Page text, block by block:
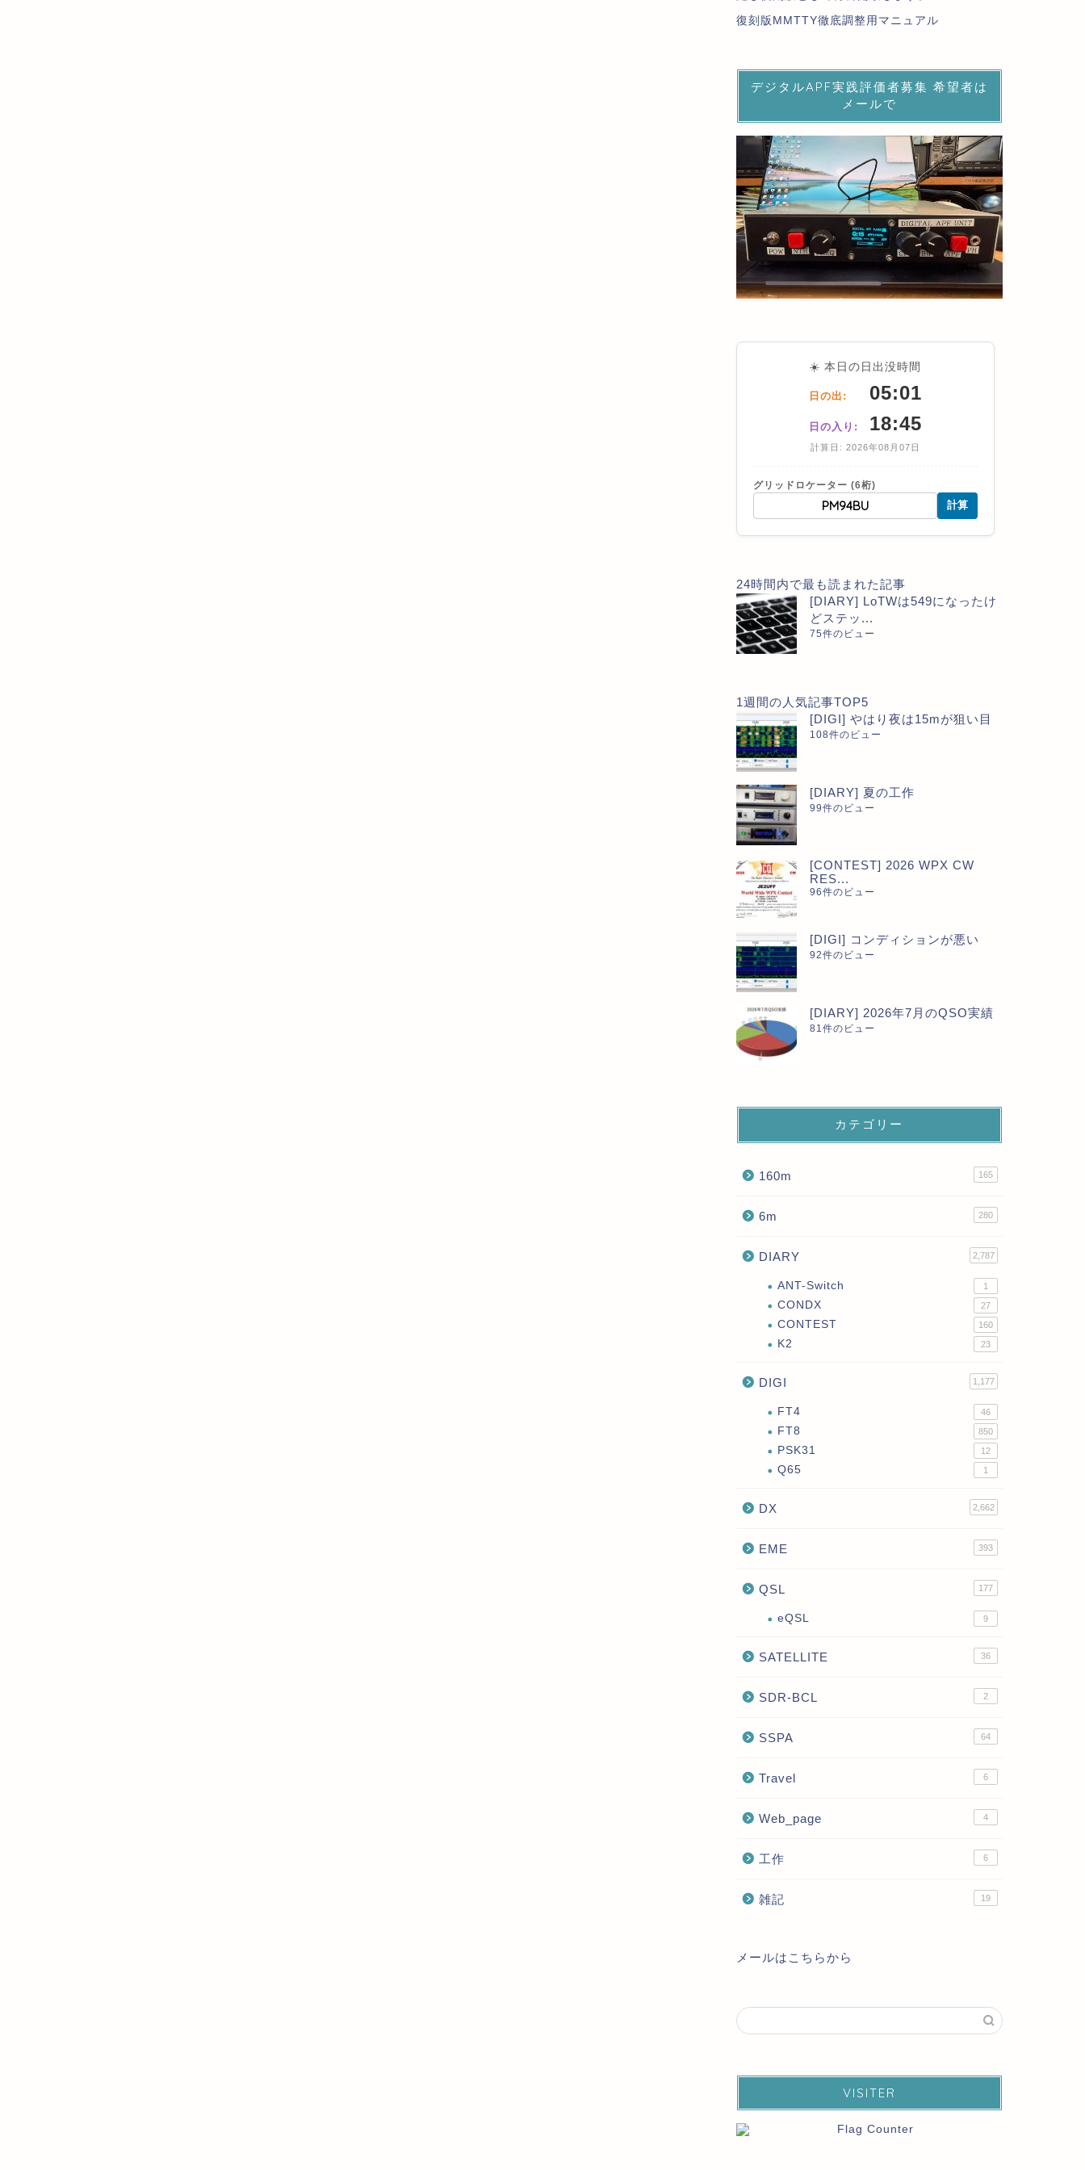
復刻版MMTTY徹底調整用マニュアル
デジタルAPF実践評価者募集 希望者は
メールで
☀️ 本日の日出没時間
日の出: 05:01
日の入り: 18:45
計算日: 2026年08月07日
グリッドロケーター (6桁)
計算
24時間内で最も読まれた記事
[DIARY] LoTWは549になったけ
どステッ...
75件のビュー
1週間の人気記事TOP5
[DIGI] やはり夜は15mが狙い目
108件のビュー
[DIARY] 夏の工作
99件のビュー
[CONTEST] 2026 WPX CW
RES...
96件のビュー
[DIGI] コンディションが悪い
92件のビュー
[DIARY] 2026年7月のQSO実績
81件のビュー
カテゴリー
160m 165
6m 280
DIARY 2,787
ANT-Switch 1
CONDX 27
CONTEST 160
K2 23
DIGI 1,177
FT4 46
FT8 850
PSK31 12
Q65 1
DX 2,662
EME 393
QSL 177
eQSL 9
SATELLITE 36
SDR-BCL 2
SSPA 64
Travel 6
Web_page 4
工作 6
雑記 19
メールはこちらから
VISITER